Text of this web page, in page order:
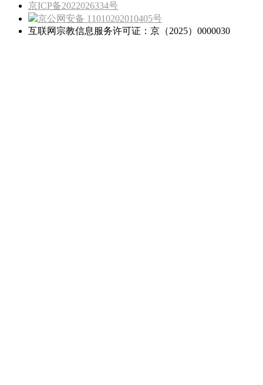
京ICP备2022026334号
京公网安备 11010202010405号
互联网宗教信息服务许可证：京（2025）0000030